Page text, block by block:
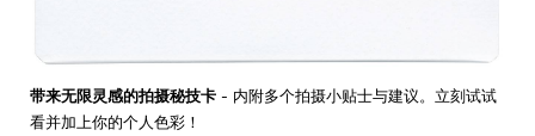
带来无限灵感的拍摄秘技卡 - 内附多个拍摄小贴士与建议。立刻试试
看并加上你的个人色彩！